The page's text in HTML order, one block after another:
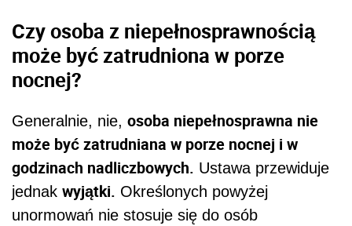
Czy osoba z niepełnosprawnością
może być zatrudniona w porze
nocnej?
Generalnie, nie, osoba niepełnosprawna nie
może być zatrudniana w porze nocnej i w
godzinach nadliczbowych. Ustawa przewiduje
jednak wyjątki. Określonych powyżej
unormowań nie stosuje się do osób